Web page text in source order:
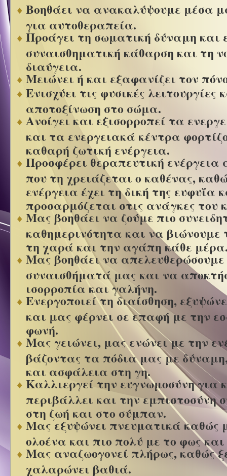
Bοηθάει να ανακαλύψουμε μέσα
για αυτοθεραπεία.
Προάγει τη σωματική δύναμη και
συναισθηματική κάθαρση και τη
διαύγεια.
Μειώνει ή και εξαφανίζει τον
Ενισχύει τις φυσικές λειτουργίες
αποτοξίνωση στο σώμα.
Ανοίγει και εξισορροπεί τα
και τα ενεργειακά κέντρα
καθαρή ζωτική ενέργεια.
Προσφέρει θεραπευτική ενέργεια
που τη χρειάζεται ο καθένας,
ενέργεια έχει τη δική της ευφυΐα
προσαρμόζεται στις ανάγκες του
Μας βοηθάει να ζούμε πιο
καθημερινότητα και να βιώνουμε
τη χαρά και την αγάπη κάθε
Μας βοηθάει να
συναισθήματά μας και να
ισορροπία και γαλήνη.
Ενεργοποιεί τη διαίσθηση,
και μας φέρνει σε επαφή με την
φωνή.
Μας γειώνει, μας ενώνει με την
βάζοντας τα πόδια μας με
και ασφάλεια στη γη.
Καλλιεργεί την ευγνωμοσύνη για
περιβάλλει και την εμπιστοσύνη
στη ζωή και στο σύμπαν.
Μας εξυψώνει πνευματικά καθώς
ολοένα και πιο πολύ με το φως
Μας αναζωογονεί πλήρως, καθώς
χαλαρώνει βαθιά.